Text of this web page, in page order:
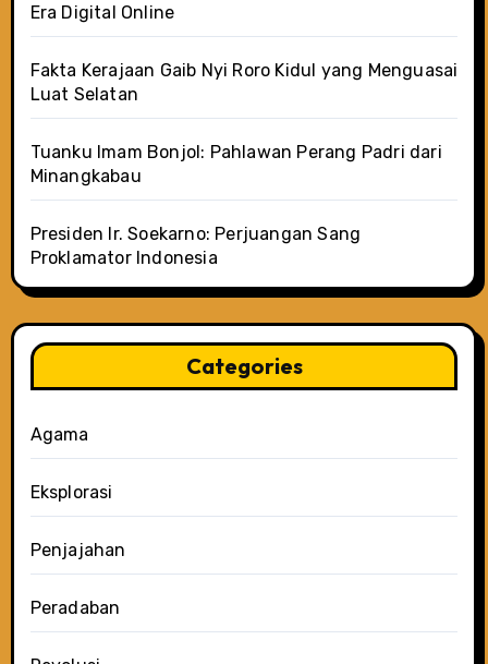
Era Digital Online
Fakta Kerajaan Gaib Nyi Roro Kidul yang Menguasai
Luat Selatan
Tuanku Imam Bonjol: Pahlawan Perang Padri dari
Minangkabau
Presiden Ir. Soekarno: Perjuangan Sang
Proklamator Indonesia
Categories
Agama
Eksplorasi
Penjajahan
Peradaban